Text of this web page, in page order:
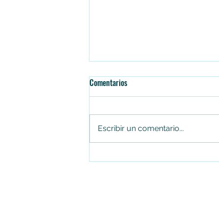
Jhon Alejandro Linares Camberos,
Comentarios
Escribir un comentario...